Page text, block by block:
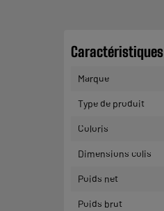
Caractéristiques
Marque
Type de produit
Coloris
Dimensions colis
Poids net
Poids brut